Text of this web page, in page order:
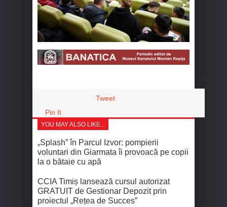
Tweet
Pin It
YOU MAY ALSO LIKE...
„Splash” în Parcul Izvor: pompierii
voluntari din Giarmata îi provoacă pe copii
la o bătaie cu apă
CCIA Timiș lansează cursul autorizat
GRATUIT de Gestionar Depozit prin
proiectul „Rețea de Succes”